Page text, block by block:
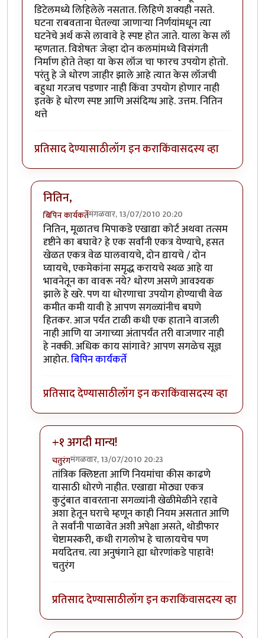
डिटेलमध्ये लिहिलेले नसतात. लिहिणे शक्यही नसते.
घटना राबवताना घेतल्या जाणार्‍या निर्णयांमधून त्या
घटनेचे अर्थ कसे लावावे हे स्पष्ट होत जाते. याला केस लॉ
म्हणतात. विशेषतः जेव्हा दोन कलमांमध्ये विसंगती
निर्माण होते तेव्हा या केस लॉज चा फारच उपयोग होतो.
परंतु हे जे धोरण जाहीर झाले आहे त्यात केस लॉजची
बहुधा गरजच पडणार नाही किंवा उपयोग होणार नाही
इतके हे धोरण स्पष्ट आणि असंदिग्ध आहे. उत्तम. नितिन
थत्ते
प्रतिसाद देण्यासाठीलॉग इन कराकिंवासदस्य व्हा
नितिन,
बिपिन कार्यकर्तेमंगळवार, 13/07/2010 20:20
In reply toवा !!byनितिन थत्ते
नितिन, मूळातच मिपाकडे एखाद्या कोर्ट अथवा तत्सम
दृष्टीने का बघावे? हे एक सर्वांनी एकत्र येण्याचे, हसत
खेळत एकत्र वेळ घालवायचे, दोन द्यायचे / दोन
घ्यायचे, एकमेकांना समृद्ध करायचे स्थळ आहे या
भावनेतून का वावरू नये? धोरण असणे आवश्यक
झाले हे खरे. पण या धोरणाचा उपयोग होण्याची वेळ
कमीत कमी यावी हे आपण सगळ्यांनीच बघणे
हितकर. आज पर्यंत टाळी कधी एक हाताने वाजली
नाही आणि या जगाच्या अंतापर्यंत तरी वाजणार नाही
हे नक्की. अधिक काय सांगावे? आपण सगळेच सूज्ञ
आहोत.बिपिन कार्यकर्ते
प्रतिसाद देण्यासाठीलॉग इन कराकिंवासदस्य व्हा
+१ अगदी मान्य!
चतुरंगमंगळवार, 13/07/2010 20:23
In reply toनितिन,byबिपिन कार्यकर्ते
तांत्रिक क्लिष्टता आणि नियमांचा कीस काढणे
यासाठी धोरणे नाहीत. एखाद्या मोठ्या एकत्र
कुटुंबात वावरताना सगळ्यांनी खेळीमेळीने रहावे
अशा हेतून घराचे म्हणून काही नियम असतात आणि
ते सर्वांनी पाळावेत अशी अपेक्षा असते, थोडीफार
चेष्टामस्करी, कधी रागलोभ हे चालायचेच पण
मर्यादेतच. त्या अनुषंगाने ह्या धोरणांकडे पाहावे!
चतुरंग
प्रतिसाद देण्यासाठीलॉग इन कराकिंवासदस्य व्हा